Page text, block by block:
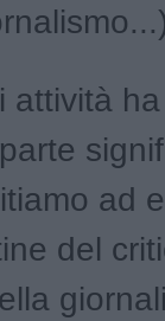
attività
ad
del